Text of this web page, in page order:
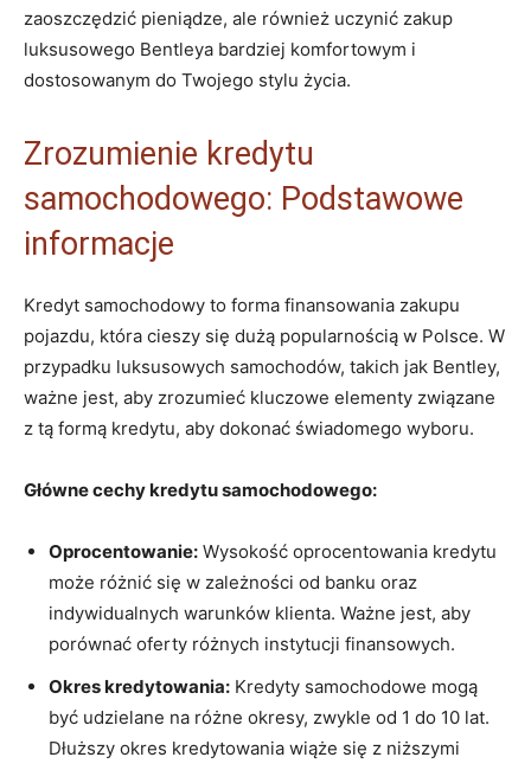
zaoszczędzić ‍pieniądze, ale również uczynić zakup
luksusowego Bentleya bardziej komfortowym i
dostosowanym ⁣do Twojego stylu życia.
Zrozumienie kredytu ​
samochodowego: Podstawowe​
informacje
Kredyt samochodowy to forma finansowania zakupu
pojazdu, która cieszy się dużą popularnością w Polsce. ‍W
przypadku luksusowych samochodów,‌ takich jak Bentley,
ważne jest, aby zrozumieć kluczowe elementy związane
z tą formą kredytu, aby dokonać⁣ świadomego wyboru.
Główne cechy kredytu​ samochodowego:
Oprocentowanie: Wysokość oprocentowania kredytu
może różnić się⁣ w zależności od banku oraz
indywidualnych warunków klienta. Ważne jest, aby
porównać oferty​ różnych instytucji finansowych.
Okres kredytowania: Kredyty samochodowe mogą
być‌ udzielane⁢ na różne okresy, zwykle⁣ od‌ 1 do ‌10 lat.
Dłuższy ‍okres kredytowania wiąże się z niższymi